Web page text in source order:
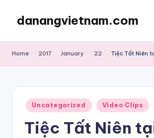
content
danangvietnam.com
My
City
Vietnam
Home 2017 January 22 Tiệc Tất Niên
Posted
in
Uncategorized Video Clips
Tiệc Tất Niên